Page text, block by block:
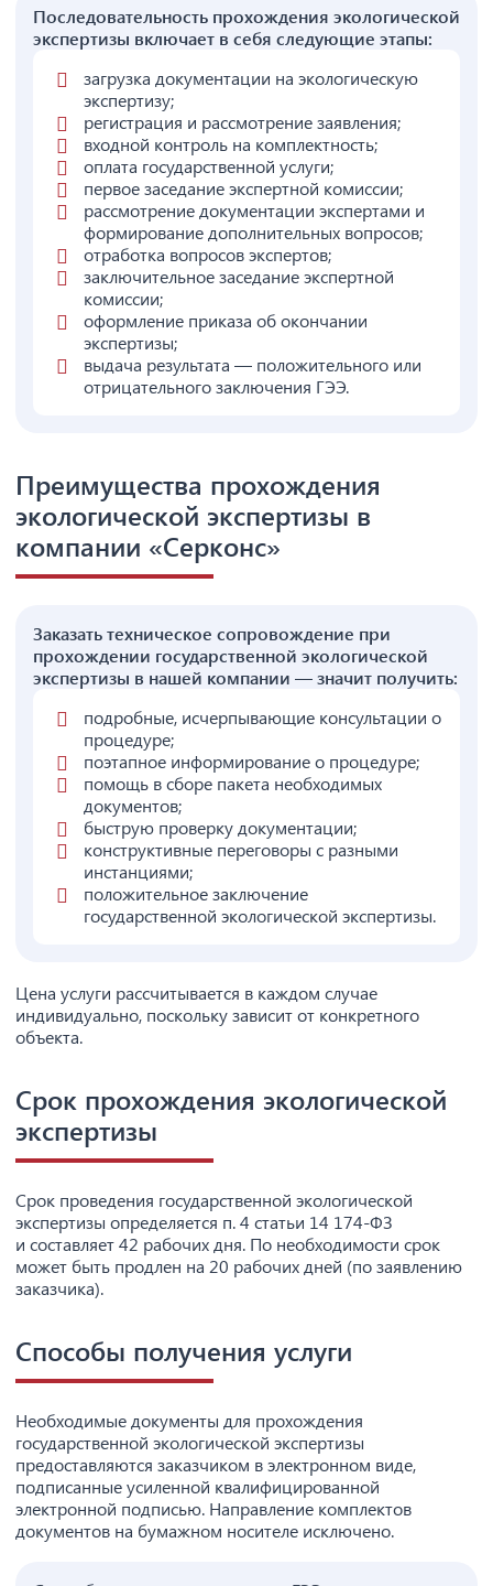
Последовательность прохождения экологической
экспертизы включает в себя следующие этапы:
загрузка документации на экологическую
экспертизу;
регистрация и рассмотрение заявления;
входной контроль на комплектность;
оплата государственной услуги;
первое заседание экспертной комиссии;
рассмотрение документации экспертами и
формирование дополнительных вопросов;
отработка вопросов экспертов;
заключительное заседание экспертной
комиссии;
оформление приказа об окончании
экспертизы;
выдача результата — положительного или
отрицательного заключения ГЭЭ.
Преимущества прохождения
экологической экспертизы в
компании «Серконс»
Заказать техническое сопровождение при
прохождении государственной экологической
экспертизы в нашей компании — значит получить:
подробные, исчерпывающие консультации о
процедуре;
поэтапное информирование о процедуре;
помощь в сборе пакета необходимых
документов;
быструю проверку документации;
конструктивные переговоры с разными
инстанциями;
положительное заключение
государственной экологической экспертизы.
Цена услуги рассчитывается в каждом случае
индивидуально, поскольку зависит от конкретного
объекта.
Срок прохождения экологической
экспертизы
Срок проведения государственной экологической
экспертизы определяется п. 4 статьи 14 174-ФЗ
и составляет 42 рабочих дня. По необходимости срок
может быть продлен на 20 рабочих дней (по заявлению
заказчика).
Способы получения услуги
Необходимые документы для прохождения
государственной экологической экспертизы
предоставляются заказчиком в электронном виде,
подписанные усиленной квалифицированной
электронной подписью. Направление комплектов
документов на бумажном носителе исключено.